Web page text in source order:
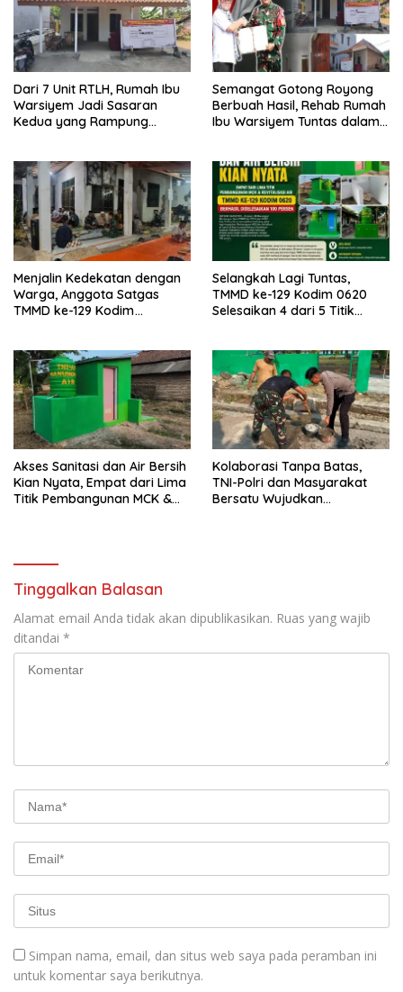
Dari 7 Unit RTLH, Rumah Ibu
Warsiyem Jadi Sasaran
Kedua yang Rampung
Cirebon
Semangat Gotong Royong
Berbuah Hasil, Rehab Rumah
Ibu Warsiyem Tuntas dalam
Cirebon
Menjalin Kedekatan dengan
Warga, Anggota Satgas
TMMD ke-129 Kodim
Sinergi dan Kebersamaan
Selangkah Lagi Tuntas,
TMMD ke-129 Kodim 0620
Selesaikan 4 dari 5 Titik
Masyarakat
Akses Sanitasi dan Air Bersih
Kian Nyata, Empat dari Lima
Titik Pembangunan MCK &
Kolaborasi Tanpa Batas,
TNI-Polri dan Masyarakat
Bersatu Wujudkan
Tinggalkan Balasan
Alamat email Anda tidak akan dipublikasikan. Ruas yang wajib
ditandai *
Simpan nama, email, dan situs web saya pada peramban ini
untuk komentar saya berikutnya.